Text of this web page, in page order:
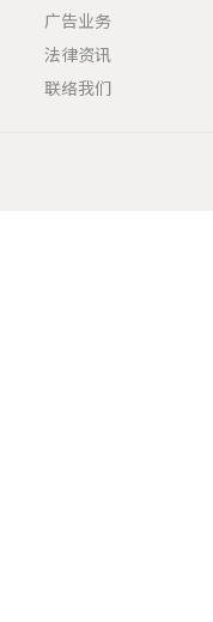
广告业务
法律资讯
联络我们